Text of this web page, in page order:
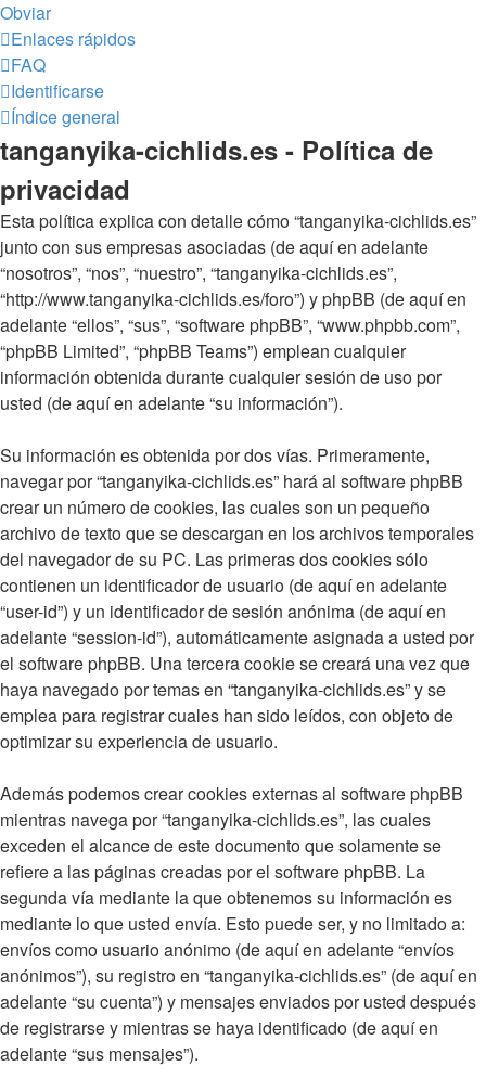
Obviar
Enlaces rápidos
FAQ
Identificarse
Índice general
tanganyika-cichlids.es - Política de
privacidad
Esta política explica con detalle cómo “tanganyika-cichlids.es”
junto con sus empresas asociadas (de aquí en adelante
“nosotros”, “nos”, “nuestro”, “tanganyika-cichlids.es”,
“http://www.tanganyika-cichlids.es/foro”) y phpBB (de aquí en
adelante “ellos”, “sus”, “software phpBB”, “www.phpbb.com”,
“phpBB Limited”, “phpBB Teams”) emplean cualquier
información obtenida durante cualquier sesión de uso por
usted (de aquí en adelante “su información”).
Su información es obtenida por dos vías. Primeramente,
navegar por “tanganyika-cichlids.es” hará al software phpBB
crear un número de cookies, las cuales son un pequeño
archivo de texto que se descargan en los archivos temporales
del navegador de su PC. Las primeras dos cookies sólo
contienen un identificador de usuario (de aquí en adelante
“user-id”) y un identificador de sesión anónima (de aquí en
adelante “session-id”), automáticamente asignada a usted por
el software phpBB. Una tercera cookie se creará una vez que
haya navegado por temas en “tanganyika-cichlids.es” y se
emplea para registrar cuales han sido leídos, con objeto de
optimizar su experiencia de usuario.
Además podemos crear cookies externas al software phpBB
mientras navega por “tanganyika-cichlids.es”, las cuales
exceden el alcance de este documento que solamente se
refiere a las páginas creadas por el software phpBB. La
segunda vía mediante la que obtenemos su información es
mediante lo que usted envía. Esto puede ser, y no limitado a:
envíos como usuario anónimo (de aquí en adelante “envíos
anónimos”), su registro en “tanganyika-cichlids.es” (de aquí en
adelante “su cuenta”) y mensajes enviados por usted después
de registrarse y mientras se haya identificado (de aquí en
adelante “sus mensajes”).